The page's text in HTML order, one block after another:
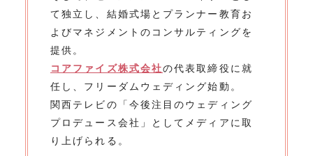
て独立し、結婚式場とプランナー教育お
よびマネジメントのコンサルティングを
提供。
コアファイズ株式会社の代表取締役に就
任し、フリーダムウェディング始動。
関西テレビの「今後注目のウェディング
プロデュース会社」としてメディアに取
り上げられる。